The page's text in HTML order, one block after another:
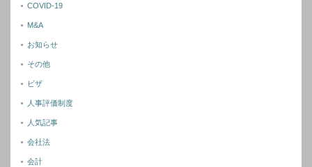
COVID-19
M&A
お知らせ
その他
ビザ
人事評価制度
人気記事
会社法
会計